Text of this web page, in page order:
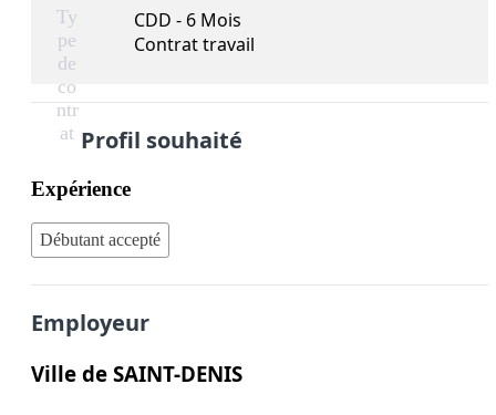
Ty
pe
de
co
ntr
at
CDD - 6 Mois
Contrat travail
Profil souhaité
Expérience
Débutant accepté
Employeur
Ville de SAINT-DENIS